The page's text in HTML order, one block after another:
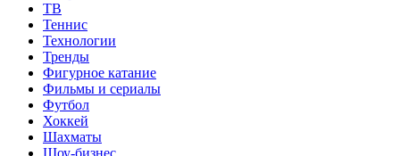
ТВ
Теннис
Технологии
Тренды
Фигурное катание
Фильмы и сериалы
Футбол
Хоккей
Шахматы
Шоу-бизнес